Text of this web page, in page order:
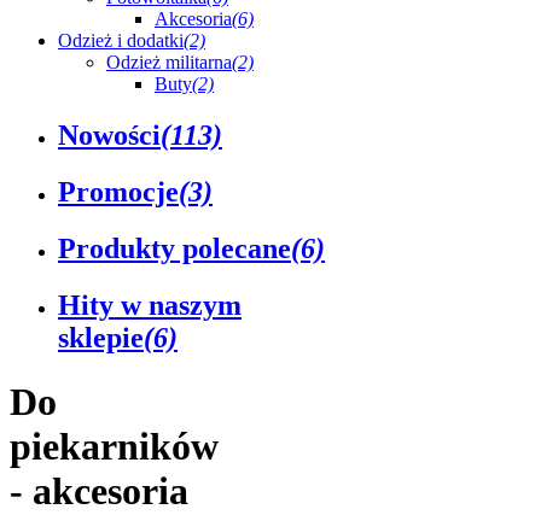
Akcesoria(6)
Odzież i dodatki(2)
Odzież militarna(2)
Buty(2)
Nowości(113)
Promocje(3)
Produkty polecane(6)
Hity w naszym
sklepie(6)
Do
piekarników
- akcesoria